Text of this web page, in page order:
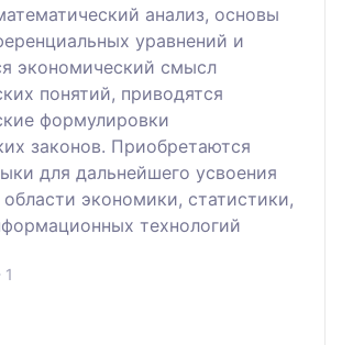
анализ, основы
уравнений и
экономический смысл
понятий, приводятся
формулировки
законов. Приобретаются
для дальнейшего усвоения
экономики, статистики,
технологий